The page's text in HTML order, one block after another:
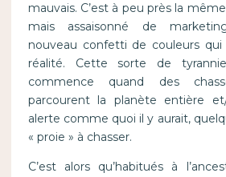
mauvais. C’est à peu près la
mais assaisonné de
nouveau confetti de couleurs
réalité. Cette sorte de
commence quand des
parcourent la planète entière
alerte comme quoi il y aurait,
« proie » à chasser.
C’est alors qu’habitués à